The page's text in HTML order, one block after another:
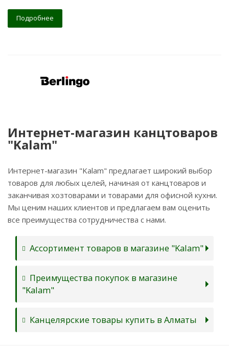
Подробнее
Интернет-магазин канцтоваров
"Kalam"
Интернет-магазин "Kalam" предлагает широкий выбор
товаров для любых целей, начиная от канцтоваров и
заканчивая хозтоварами и товарами для офисной кухни.
Мы ценим наших клиентов и предлагаем вам оценить
все преимущества сотрудничества с нами.
Ассортимент товаров в магазине "Kalam"
Преимущества покупок в магазине
"Kalam"
Канцелярские товары купить в Алматы